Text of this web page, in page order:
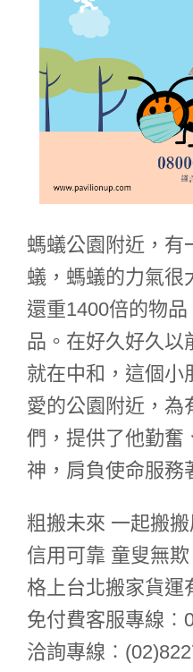
螞蟻公園附近，有
蟻，螞蟻的力氣很
還重1400倍的物
品。在好久好久
就在中和，這個小
愛的公園附近，為
們，提供了他勤奮
神，肩負使命服
粗搬未來 一起搬搬
信用可靠 童叟無
格上台北搬家貨運
免付費客服專線
洽詢專線